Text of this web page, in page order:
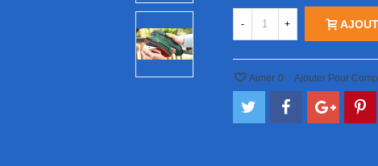
- +
Aimer 0 Ajouter Pour